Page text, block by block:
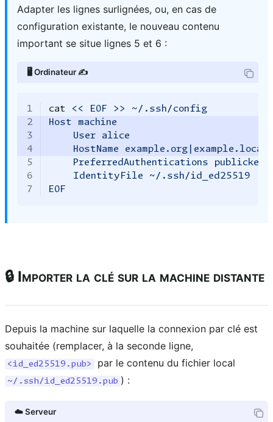
Adapter les lignes surlignées, ou, en cas de
configuration existante, le nouveau contenu
important se situe lignes 5 et 6 :
🖥️ Ordinateur ✍️
1 cat
<< EOF >> ~/.ssh/config
2
Host machine
3
    User alice
4
HostName
5
    PreferredAuthentications publickey
6
    IdentityFile ~/.ssh/id_ed25519
7
EOF
🔒 Importer la clé sur la machine distante
Depuis la machine sur laquelle la connexion par clé est
souhaitée (remplacer, à la seconde ligne,
<id_ed25519.pub> par le contenu du fichier local
~/.ssh/id_ed25519.pub ) :
☁️ Serveur